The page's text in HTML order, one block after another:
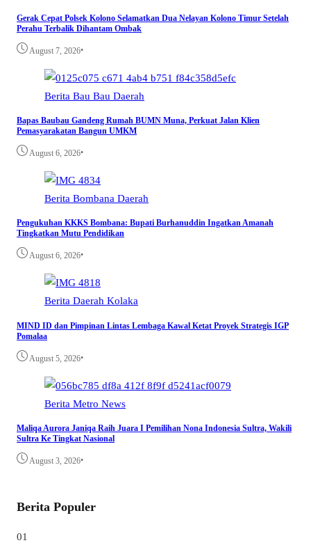
Gerak Cepat Polsek Kolono Selamatkan Dua Nelayan Kolono Timur Setelah
Perahu Terbalik Dihantam Ombak
August 7, 2026•
Berita Bau Bau Daerah
Bapas Baubau Gandeng Rumah BUMN Muna, Perkuat Jalan Klien
Pemasyarakatan Bangun UMKM
August 6, 2026•
Berita Bombana Daerah
Pengukuhan KKKS Bombana: Bupati Burhanuddin Ingatkan Amanah
Tingkatkan Mutu Pendidikan
August 6, 2026•
Berita Daerah Kolaka
MIND ID dan Pimpinan Lintas Lembaga Kawal Ketat Proyek Strategis IGP
Pomalaa
August 5, 2026•
Berita Metro News
Maliqa Aurora Janiqa Raih Juara I Pemilihan Nona Indonesia Sultra, Wakili
Sultra Ke Tingkat Nasional
August 3, 2026•
Berita Populer
01